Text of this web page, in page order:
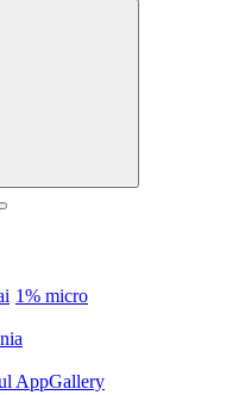
1% micro
AppGallery